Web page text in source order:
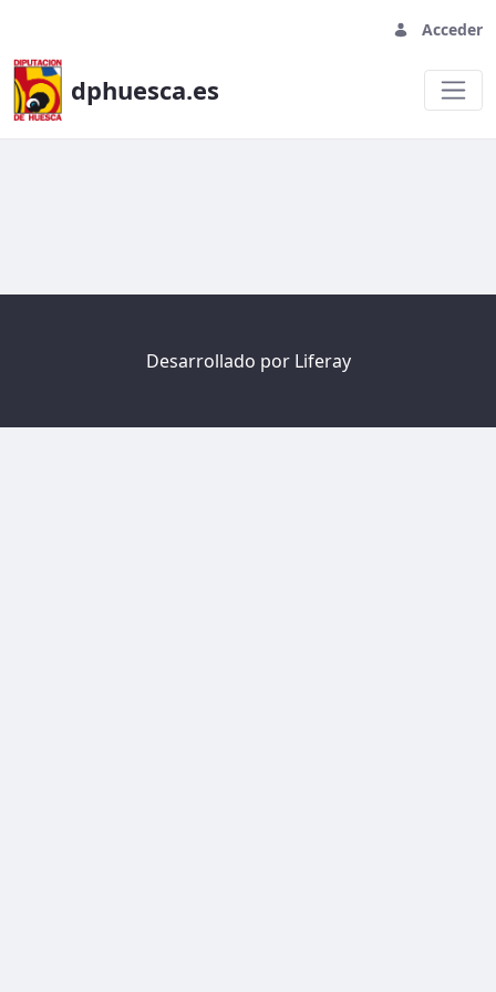
Acceder
dphuesca.es
Desarrollado por Liferay